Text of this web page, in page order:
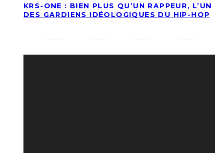
KRS-ONE : BIEN PLUS QU’UN RAPPEUR, L’UN
DES GARDIENS IDÉOLOGIQUES DU HIP-HOP